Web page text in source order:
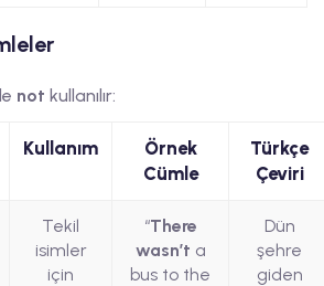
not kullanılır:
Kullanım
Örnek
Cümle
Türkçe
Çeviri
Tekil
isimler
için
“There
wasn’t a
bus to the
Dün
şehre
giden